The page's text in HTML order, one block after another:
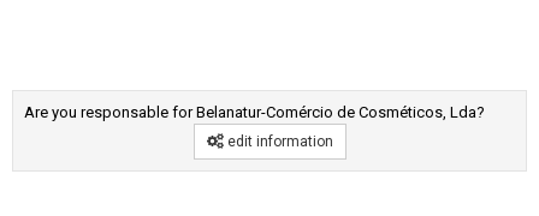
Are you responsable for Belanatur-Comércio de Cosméticos, Lda?
edit information